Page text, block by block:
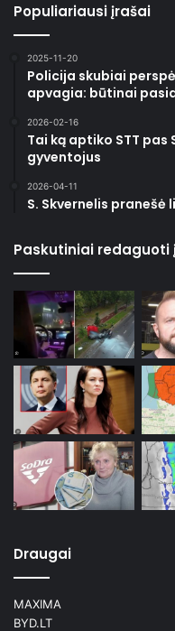
Populiariausi įrašai
2025-11-20
Policija skubiai
apvagia: būtinai
2026-02-16
Tai ką aptiko STT pas
gyventojus
2026-04-11
S. Skvernelis pranešė
Paskutiniai redaguoti
Draugai
MAXIMA
BYD.LT